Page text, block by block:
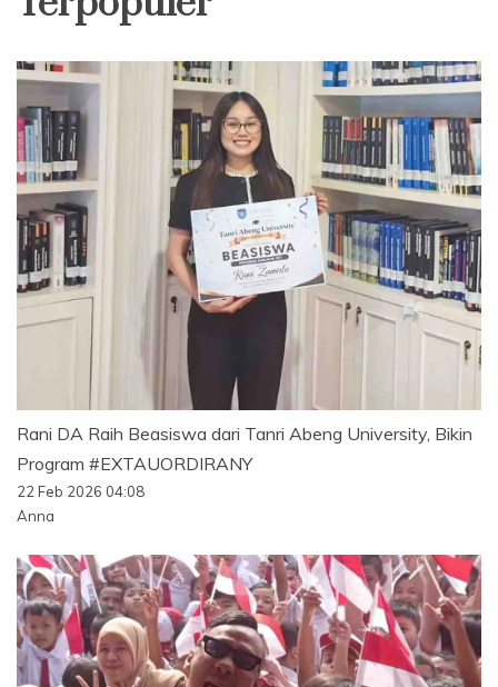
Rani DA Raih Beasiswa dari Tanri Abeng University, Bikin
Program #EXTAUORDIRANY
22 Feb 2026 04:08
Anna